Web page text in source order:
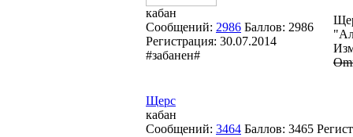
кабан
Сообщений: 2986 Баллов: 2986
Регистрация: 30.07.2014
#забанен#
Щерс
кабан
Сообщений: 3464 Баллов: 3465